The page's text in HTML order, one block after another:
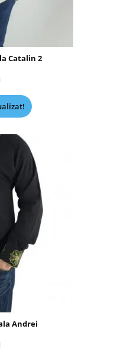
Catalin 2
Andrei